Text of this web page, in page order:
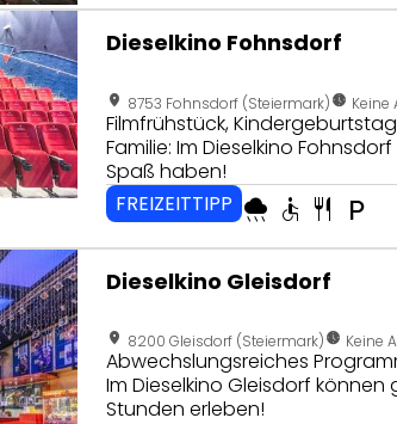
Dieselkino Fohnsdorf
location_on 8753 Fohnsdorf (Steiermark)nest_clock_farsight_analog
Filmfrühstück,
Familie: Im Dieselkino
Spaß haben!
FREIZEITTIPP rainy accessible restaurant local_parking
Dieselkino Gleisdorf
location_on 8200 Gleisdorf (Steiermark)nest_clock_farsight_analog Keine
Abwechslungsreiches
Im Dieselkino Gleisdorf
Stunden erleben!